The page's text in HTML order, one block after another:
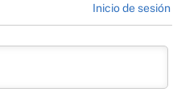
Inicio de sesión